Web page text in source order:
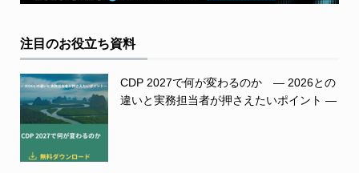
注目のお役立ち資料
CDP 2027で何が変わるのか ― 2026との
違いと実務担当者が押さえたいポイント ―